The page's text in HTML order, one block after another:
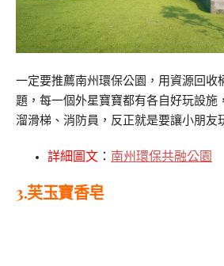
一定要推薦南州環保公園，用資源回收
題，每一個外星寶寶都有各自好玩設施
溜滑梯、消防員，反正就是要讓小朋友
詳細圖文 ： 南州環保共融公園
3.芙玉寶香皂